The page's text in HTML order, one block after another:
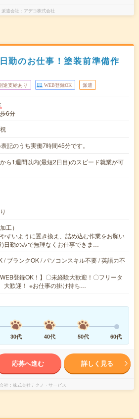
派遣会社 アデコ株式会社
勤のお仕事！塗装前準備作
途支給あり WEB登録OK 派遣
6分
記のうち実働7時間45分です。
ら1週間以内(最短2日目)のスピード就業が可
工）
すいように置き換え、詰め込む作業をお願い
)日勤のみで無理なくお仕事できま…
/ ブランクOK / パソコンスキル不要 / 英語力不
WEB登録OK！】〇未経験大歓迎！〇フリータ
歓迎！ ※お仕事の掛け持ち…
30代 40代 50代 60代
応募へ進む 詳しく見る
社 株式会社テクノ・サービス